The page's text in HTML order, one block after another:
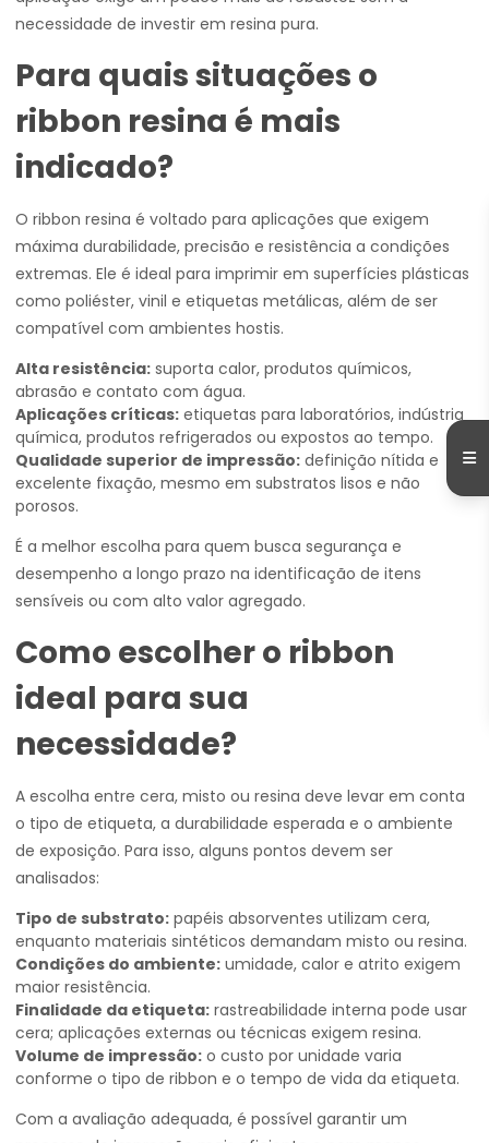
necessidade de investir em resina pura.
Para quais situações o
ribbon resina é mais
indicado?
O ribbon resina é voltado para aplicações que exigem
máxima durabilidade, precisão e resistência a condições
extremas. Ele é ideal para imprimir em superfícies plásticas
como poliéster, vinil e etiquetas metálicas, além de ser
compatível com ambientes hostis.
Alta resistência: suporta calor, produtos químicos,
abrasão e contato com água.
Aplicações críticas: etiquetas para laboratórios, indústria
química, produtos refrigerados ou expostos ao tempo.
Qualidade superior de impressão: definição nítida e
excelente fixação, mesmo em substratos lisos e não
porosos.
É a melhor escolha para quem busca segurança e
desempenho a longo prazo na identificação de itens
sensíveis ou com alto valor agregado.
Como escolher o ribbon
ideal para sua
necessidade?
A escolha entre cera, misto ou resina deve levar em conta
o tipo de etiqueta, a durabilidade esperada e o ambiente
de exposição. Para isso, alguns pontos devem ser
analisados:
Tipo de substrato: papéis absorventes utilizam cera,
enquanto materiais sintéticos demandam misto ou resina.
Condições do ambiente: umidade, calor e atrito exigem
maior resistência.
Finalidade da etiqueta: rastreabilidade interna pode usar
cera; aplicações externas ou técnicas exigem resina.
Volume de impressão: o custo por unidade varia
conforme o tipo de ribbon e o tempo de vida da etiqueta.
Com a avaliação adequada, é possível garantir um